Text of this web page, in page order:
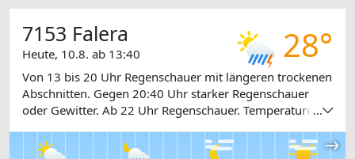
28°
7153 Falera
Heute, 10.8. ab 13:40
Von 13 bis 20 Uhr Regenschauer mit längeren trockenen
Abschnitten. Gegen 20:40 Uhr starker Regenschauer
oder Gewitter. Ab 22 Uhr Regenschauer. Temperaturen...